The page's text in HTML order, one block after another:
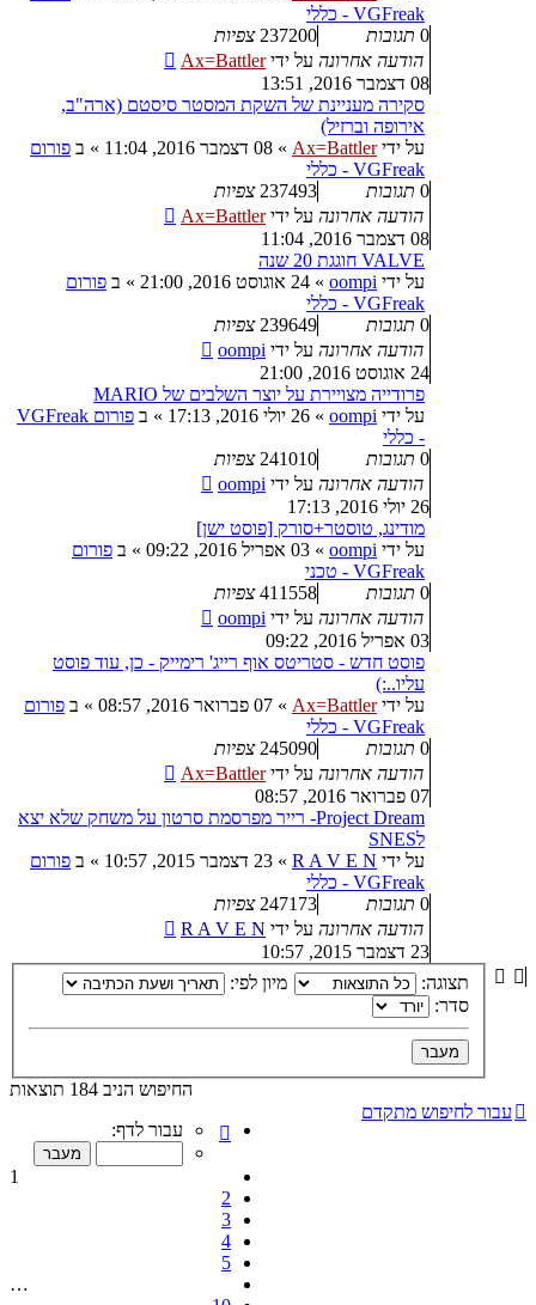
VGFreak - כללי
0 תגובות 237200 צפיות
הודעה אחרונה על ידיAx=Battler
08 דצמבר 2016, 13:51
סקירה מעניינת של השקת המסטר סיסטם (ארה"ב,
אירופה וברזיל)
על ידיAx=Battler
» 08 דצמבר 2016, 11:04 » ב פורום
VGFreak - כללי
0 תגובות 237493 צפיות
הודעה אחרונה על ידיAx=Battler
08 דצמבר 2016, 11:04
VALVE חוגגת 20 שנה
על ידי oompi
» 24 אוגוסט 2016, 21:00 » ב פורום
VGFreak - כללי
0 תגובות 239649 צפיות
הודעה אחרונה על ידי oompi
24 אוגוסט 2016, 21:00
פרודייה מצויירת על יוצר השלבים של MARIO
על ידי oompi
» 26 יולי 2016, 17:13 » ב
פורום VGFreak
- כללי
0 תגובות 241010 צפיות
הודעה אחרונה על ידי oompi
26 יולי 2016, 17:13
מודינג, טוסטר+סורק [פוסט ישן]
על ידי oompi
» 03 אפריל 2016, 09:22 » ב פורום
VGFreak - טכני
0 תגובות 411558 צפיות
הודעה אחרונה על ידי oompi
03 אפריל 2016, 09:22
פוסט חדש - סטריטס אוף רייג' רימייק - כן, עוד פוסט
עליו..:)
על ידיAx=Battler
» 07 פברואר 2016, 08:57 » ב פורום
VGFreak - כללי
0 תגובות 245090 צפיות
הודעה אחרונה על ידיAx=Battler
07 פברואר 2016, 08:57
Project Dream- רייר מפרסמת סרטון על משחק שלא יצא
לSNES
על ידי R A V E N
» 23 דצמבר 2015, 10:57 » ב פורום
VGFreak - כללי
0 תגובות 247173 צפיות
הודעה אחרונה על ידי R A V E N
23 דצמבר 2015, 10:57
תצוגה:
מיון לפי:
סדר:
החיפוש הניב 184 תוצאות
דף
מתוך
10
עבור לדף:
1
2
3
4
5
…
עבור לחיפוש מתקדם